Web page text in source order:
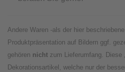
Andere Waren -als der hier
Produktpräsentation auf Bildern ggf.
gehören nicht zum Lieferumfang. Diese
Dekorationsartikel, welche nur der